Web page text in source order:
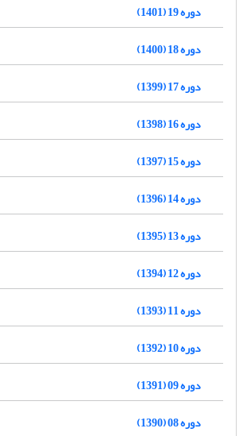
دوره 19 (1401)
دوره 18 (1400)
دوره 17 (1399)
دوره 16 (1398)
دوره 15 (1397)
دوره 14 (1396)
دوره 13 (1395)
دوره 12 (1394)
دوره 11 (1393)
دوره 10 (1392)
دوره 09 (1391)
دوره 08 (1390)